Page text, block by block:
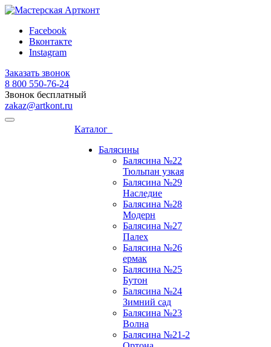
Facebook
Вконтакте
Instagram
Заказать звонок
8 800 ‎550-76-24
Звонок бесплатный
zakaz@artkont.ru
Каталог
Балясины
Балясина №22
Тюльпан узкая
Балясина №29
Наследие
Балясина №28
Модерн
Балясина №27
Палех
Балясина №26
ермак
Балясина №25
Бутон
Балясина №24
Зимний сад
Балясина №23
Волна
Балясина №21-2